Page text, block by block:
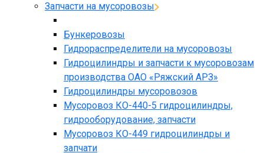
Запчасти на мусоровозы
Бункеровозы
Гидрораспределители на мусоровозы
Гидроцилиндры и запчасти к мусоровозам
производства ОАО «Ряжский АРЗ»
Гидроцилиндры мусоровозов
Мусоровоз КО-440-5 гидроцилиндры,
гидрооборудование, запчасти
Мусоровоз КО-449 гидроцилиндры и
запчати